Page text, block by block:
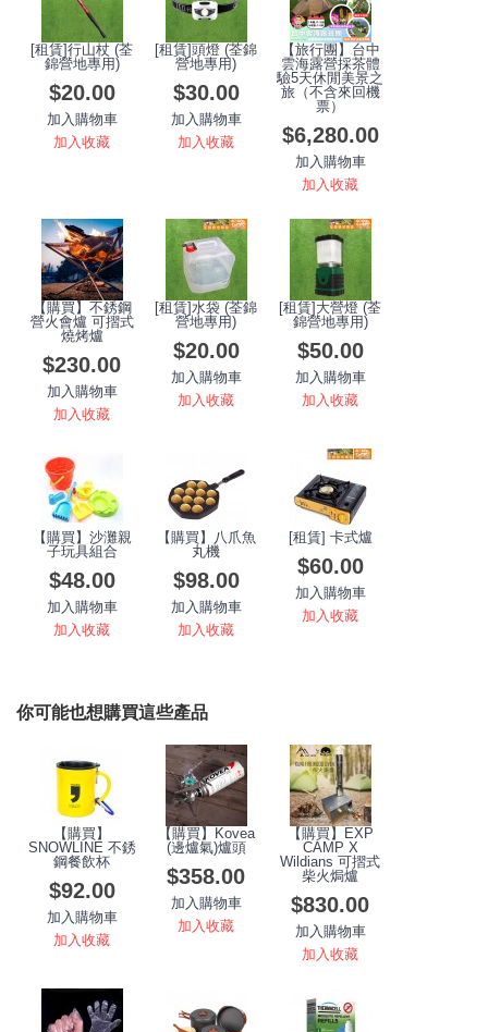
[租賃]行山杖 (荃
錦營地專用)
$20.00
加入購物車
加入收藏
[租賃]頭燈 (荃錦
營地專用)
$30.00
加入購物車
加入收藏
【旅行團】台中
雲海露營採茶體
驗5天休閒美景之
旅（不含來回機
票）
$6,280.00
加入購物車
加入收藏
【購買】不銹鋼
營火會爐 可摺式
燒烤爐
$230.00
加入購物車
加入收藏
[租賃]水袋 (荃錦
營地專用)
$20.00
加入購物車
加入收藏
[租賃]大營燈 (荃
錦營地專用)
$50.00
加入購物車
加入收藏
【購買】沙灘親
子玩具組合
$48.00
加入購物車
加入收藏
【購買】八爪魚
丸機
$98.00
加入購物車
加入收藏
[租賃] 卡式爐
$60.00
加入購物車
加入收藏
你可能也想購買這些產品
【購買】
SNOWLINE 不銹
鋼餐飲杯
$92.00
加入購物車
加入收藏
【購買】Kovea
(邊爐氣)爐頭
$358.00
加入購物車
加入收藏
【購買】EXP
CAMP X
Wildians 可摺式
柴火焗爐
$830.00
加入購物車
加入收藏